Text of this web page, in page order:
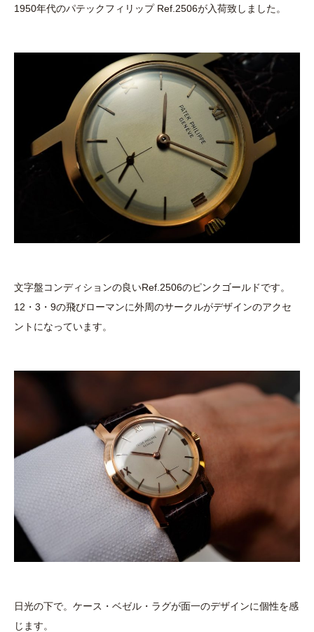
1950年代のパテックフィリップ Ref.2506が入荷致しました。
文字盤コンディションの良いRef.2506のピンクゴールドです。
12・3・9の飛びローマンに外周のサークルがデザインのアクセ
ントになっています。
日光の下で。ケース・ベゼル・ラグが面一のデザインに個性を感
じます。